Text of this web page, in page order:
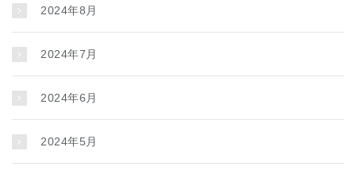
2024年8月
2024年7月
2024年6月
2024年5月